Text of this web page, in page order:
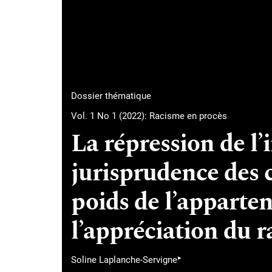
Dossier thématique
Vol. 1 No 1 (2022): Racisme en procès
La répression de
jurisprudence des
poids de
l’appréciation du
Soline Laplanche-Servigne▸